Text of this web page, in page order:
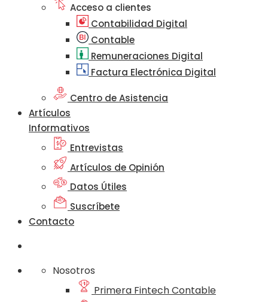
Acceso a clientes
Contabilidad Digital
Contable
Remuneraciones Digital
Factura Electrónica Digital
Centro de Asistencia
Artículos
Informativos
Entrevistas
Artículos de Opinión
Datos Útiles
Suscríbete
Contacto
Nosotros
Primera Fintech Contable